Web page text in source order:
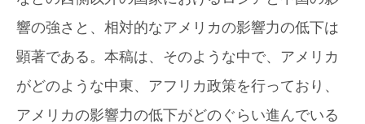
響の強さと、相対的なアメリカの影響力の低下は
顕著である。本稿は、そのような中で、アメリカ
がどのような中東、アフリカ政策を行っており、
アメリカの影響力の低下がどのぐらい進んでいる